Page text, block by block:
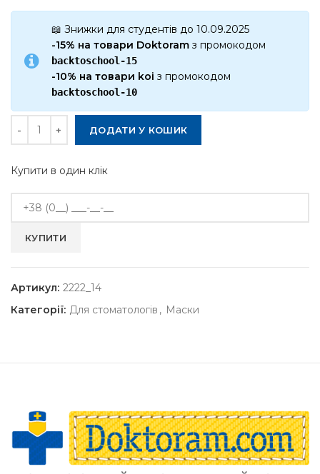
📖 Знижки для студентів до 10.09.2025
-15% на товари Doktoram з промокодом
backtoschool-15
-10% на товари koi з промокодом
backtoschool-10
ДОДАТИ У КОШИК
Купити в один клік
Артикул: 2222_14
Категорії: Для стоматологів , Маски